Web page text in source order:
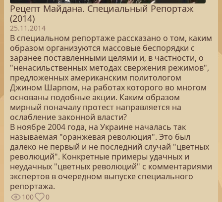
Рецепт Майдана. Специальный Репортаж
(2014)
25.11.2014
В специальном репортаже рассказано о том, каким
образом организуются массовые беспорядки с
заранее поставленными целями и, в частности, о
"ненасильственных методах свержения режимов",
предложенных американским политологом
Джином Шарпом, на работах которого во многом
основаны подобные акции. Каким образом
мирный поначалу протест направляется на
ослабление законной власти?
В ноябре 2004 года, на Украине началась так
называемая "оранжевая революция". Это был
далеко не первый и не последний случай "цветных
революций". Конкретные примеры удачных и
неудачных "цветных революций" с комментариями
экспертов в очередном выпуске специального
репортажа.
100 0